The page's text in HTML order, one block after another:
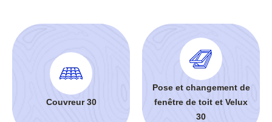
Couvreur 30
Pose et changement de
fenêtre de toit et Velux
30